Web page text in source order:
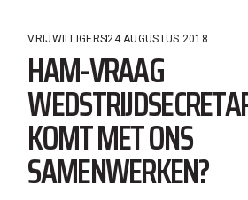
VRIJWILLIGERS24 AUGUSTUS 2018
HAM-VRAAG
KOMT MET ONS
SAMENWERKEN?